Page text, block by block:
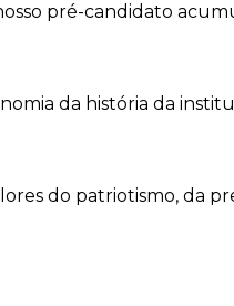
pré-candidato
da história da
do patriotismo, da